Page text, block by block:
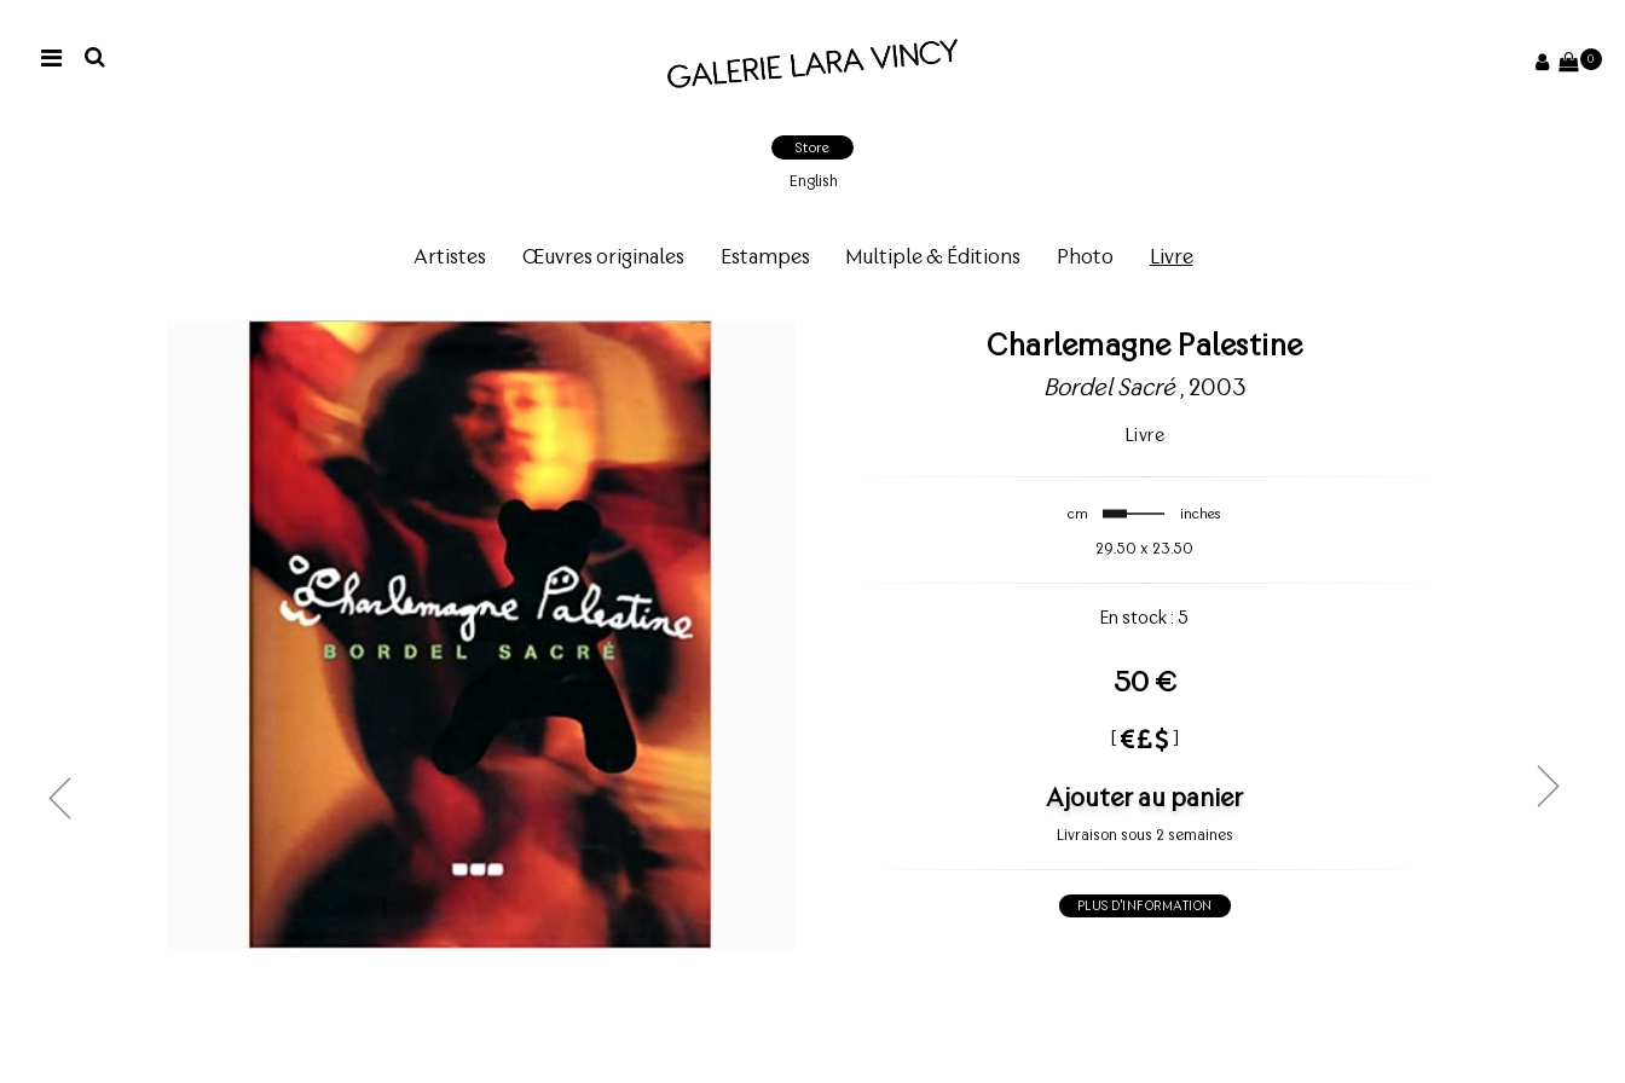
0
Store
English
Artistes Œuvres originales Estampes Multiple & Éditions Photo Livre
Charlemagne Palestine
Bordel Sacré, 2003
Livre
cm inches
29.50 x 23.50
En stock : 5
50 €
[ ]
Ajouter au panier
Livraison sous 2 semaines
PLUS D'INFORMATION